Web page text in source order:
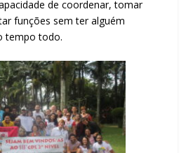
de coordenar, tomar
funções sem ter alguém
tempo todo.